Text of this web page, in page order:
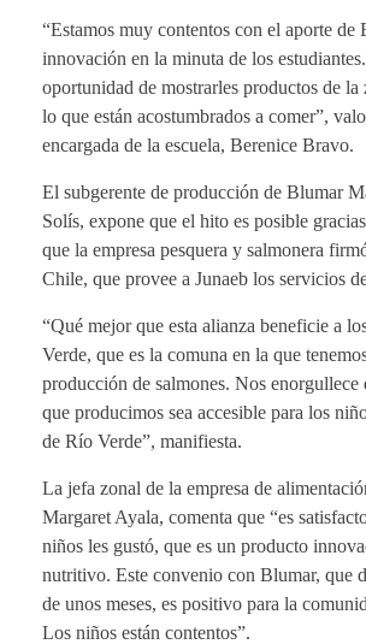
“Estamos muy contentos con el aporte de
innovación en la minuta de los
oportunidad de mostrarles productos de la
lo que están acostumbrados a comer”,
encargada de la escuela, Berenice Bravo.
El subgerente de producción de Blumar
Solís, expone que el hito es posible
que la empresa pesquera y salmonera
Chile, que provee a Junaeb los servicios
“Qué mejor que esta alianza beneficie a
Verde, que es la comuna en la que
producción de salmones. Nos enorgullece
que producimos sea accesible para los
de Río Verde”, manifiesta.
La jefa zonal de la empresa de
Margaret Ayala, comenta que “es
niños les gustó, que es un producto
nutritivo. Este convenio con Blumar, que
de unos meses, es positivo para la
Los niños están contentos”.